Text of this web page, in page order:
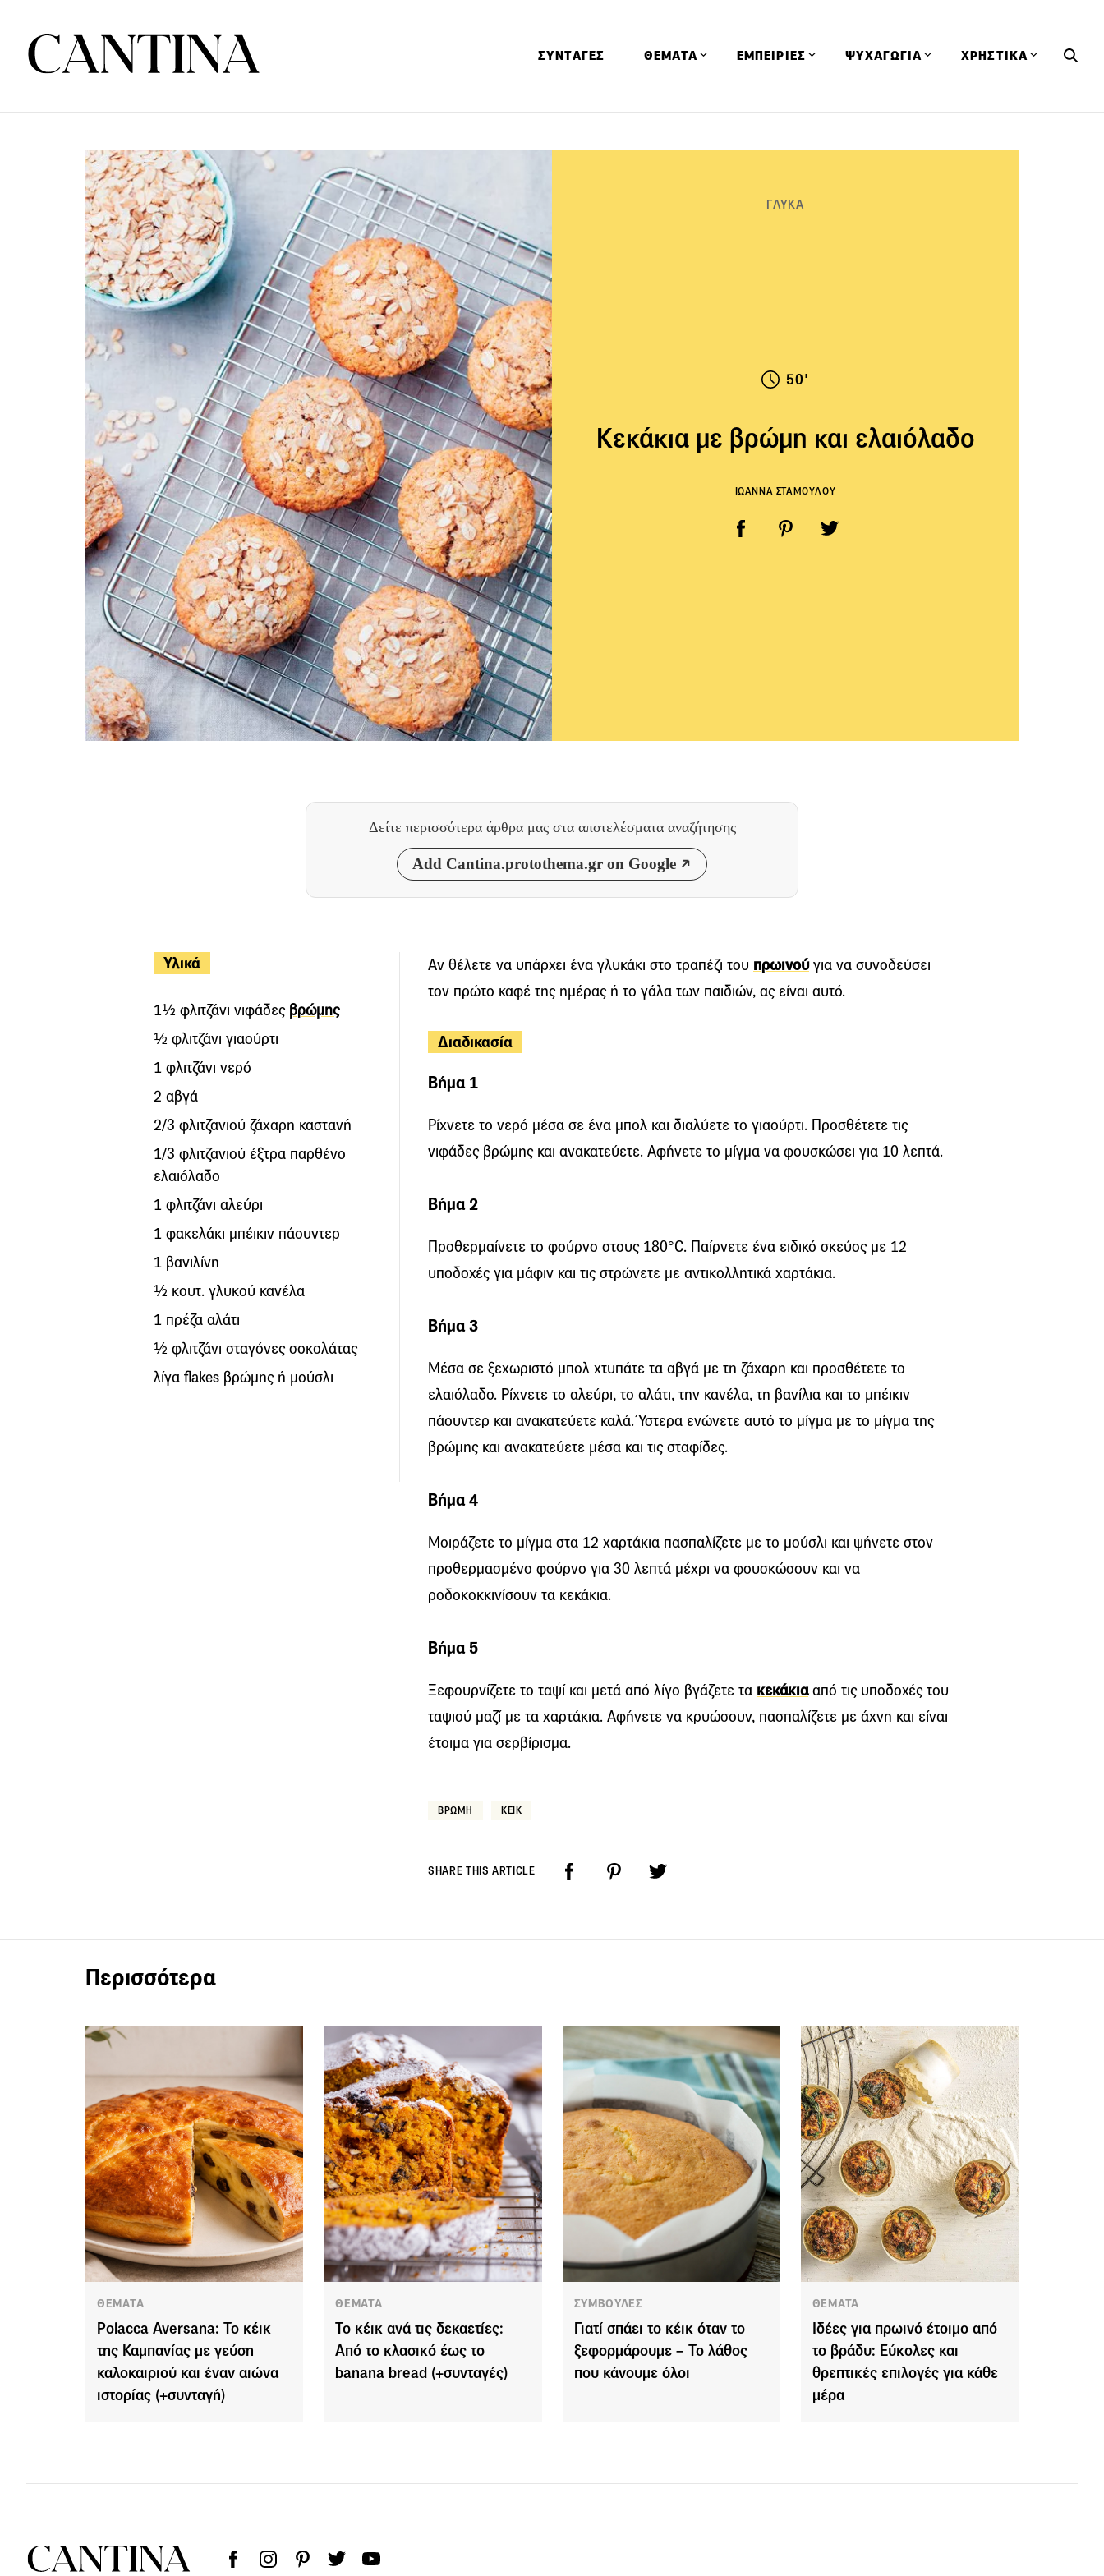
ΣΥΝΤΑΓΕΣ ΘΕΜΑΤΑ ΕΜΠΕΙΡΙΕΣ ΨΥΧΑΓΩΓΙΑ ΧΡΗΣΤΙΚΑ
ΓΛΥΚΑ
50'
Kεκάκια με βρώμη και ελαιόλαδο
ΙΩΑΝΝΑ ΣΤΑΜΟΥΛΟΥ
Δείτε περισσότερα άρθρα μας στα αποτελέσματα αναζήτησης
Add Cantina.protothema.gr on Google
Υλικά
1½ φλιτζάνι νιφάδες βρώμης
½ φλιτζάνι γιαούρτι
1 φλιτζάνι νερό
2 αβγά
2/3 φλιτζανιού ζάχαρη καστανή
1/3 φλιτζανιού έξτρα παρθένο
ελαιόλαδο
1 φλιτζάνι αλεύρι
1 φακελάκι μπέικιν πάουντερ
1 βανιλίνη
½ κουτ. γλυκού κανέλα
1 πρέζα αλάτι
½ φλιτζάνι σταγόνες σοκολάτας
λίγα flakes βρώμης ή μούσλι
Αν θέλετε να υπάρχει ένα γλυκάκι στο τραπέζι του πρωινούγια να συνοδεύσει
τον πρώτο καφέ της ημέρας ή το γάλα των παιδιών, ας είναι αυτό.
Διαδικασία
Βήμα 1
Ρίχνετε το νερό μέσα σε ένα μπολ και διαλύετε το γιαούρτι. Προσθέτετε τις
νιφάδες βρώμης και ανακατεύετε. Αφήνετε το μίγμα να φουσκώσει για 10 λεπτά.
Βήμα 2
Προθερμαίνετε το φούρνο στους 180°C. Παίρνετε ένα ειδικό σκεύος με 12
υποδοχές για μάφιν και τις στρώνετε με αντικολλητικά χαρτάκια.
Βήμα 3
Μέσα σε ξεχωριστό μπολ χτυπάτε τα αβγά με τη ζάχαρη και προσθέτετε το
ελαιόλαδο. Ρίχνετε το αλεύρι, το αλάτι, την κανέλα, τη βανίλια και το μπέικιν
πάουντερ και ανακατεύετε καλά. Ύστερα ενώνετε αυτό το μίγμα με το μίγμα της
βρώμης και ανακατεύετε μέσα και τις σταφίδες.
Βήμα 4
Μοιράζετε το μίγμα στα 12 χαρτάκια πασπαλίζετε με το μούσλι και ψήνετε στον
προθερμασμένο φούρνο για 30 λεπτά μέχρι να φουσκώσουν και να
ροδοκοκκινίσουν τα κεκάκια.
Βήμα 5
Ξεφουρνίζετε το ταψί και μετά από λίγο βγάζετε τα κεκάκιααπό τις υποδοχές του
ταψιού μαζί με τα χαρτάκια. Αφήνετε να κρυώσουν, πασπαλίζετε με άχνη και είναι
έτοιμα για σερβίρισμα.
ΒΡΩΜΗ ΚΕΙΚ
SHARE THIS ARTICLE
Περισσότερα
ΘΕΜΑΤΑ
Polacca Aversana: Το κέικ
της Καμπανίας με γεύση
καλοκαιριού και έναν αιώνα
ιστορίας (+συνταγή)
ΘΕΜΑΤΑ
Το κέικ ανά τις δεκαετίες:
Από το κλασικό έως το
banana bread (+συνταγές)
ΣΥΜΒΟΥΛΕΣ
Γιατί σπάει το κέικ όταν το
ξεφορμάρουμε – Το λάθος
που κάνουμε όλοι
ΘΕΜΑΤΑ
Ιδέες για πρωινό έτοιμο από
το βράδυ: Εύκολες και
θρεπτικές επιλογές για κάθε
μέρα